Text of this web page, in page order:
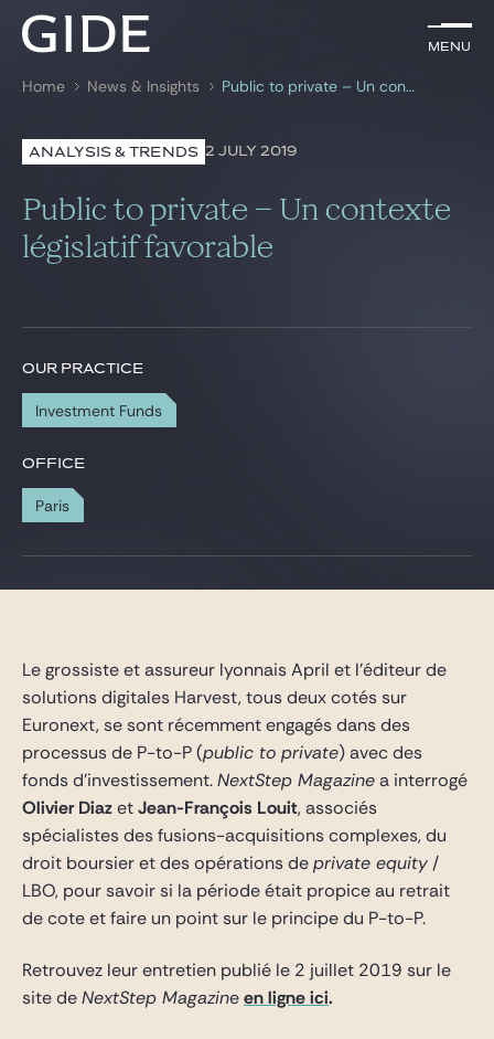
Menu
Search by keywords
Menu
Lawyers
Practices
News & Insights
Our firm
Career
Gide Pro Bono and CSR
Home News & Insights Public to private – Un contexte législatif favorable
ANALYSIS & TRENDS 2 JULY 2019
Public to private – Un contexte
législatif favorable
OUR PRACTICE
Investment Funds
OFFICE
Paris
Le grossiste et assureur lyonnais April et l’éditeur de
solutions digitales Harvest, tous deux cotés sur
Euronext, se sont récemment engagés dans des
processus de P-to-P (public to private) avec des
fonds d’investissement.NextStep Magazinea interrogé
Olivier DiazetJean-François Louit, associés
spécialistes des fusions-acquisitions complexes, du
droit boursier et des opérations deprivate equity /
LBO, pour savoir si la période était propice au retrait
de cote et faire un point sur le principe du P-to-P.
Retrouvez leur entretien publié le 2 juillet 2019 sur le
site deNextStep Magazineen ligne ici.